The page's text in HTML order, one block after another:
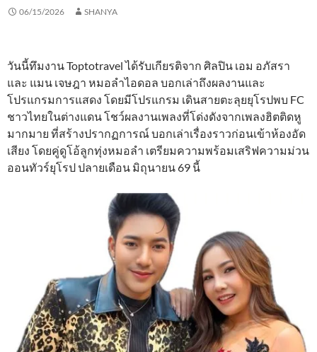
06/15/2026 SHANYA
วันนี้ทึมงาน Toptotravel ได้รับเกียรติจาก ศิลปิน เอม อภัสรา
และ แมน เจษฎา หมอลำไอดอล บอกเล่าถึงผลงานและ
โปรแกรมการแสดง โดยมีโปรแกรม เดินสายตะลุยยุโรปพบ FC
ชาวไทยในต่างแดน โชว์ผลงานเพลงที่โด่งดังจากเพลงฮิตติดหู
มากมาย ที่สร้างปรากฏการณ์ บอกเล่าเรื่องราวก่อนเข้าห้องอัด
เสียง โดยคู่ดูโอ้ลูกทุ่งหมอลำ เตรียมความพร้อมเสริฟความม่วน
ออนทัวร์ยุโรป ปลายเดือน มิถุนายน 69 นี้